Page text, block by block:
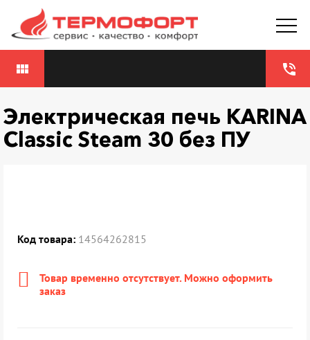
phone_in_talk
view_module
Электрическая печь KARINA
Classic Steam 30 без ПУ
Код товара: 14564262815
Товар временно отсутствует. Можно оформить
заказ